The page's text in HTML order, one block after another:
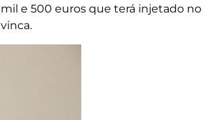
mil e 500 euros que terá injetado no